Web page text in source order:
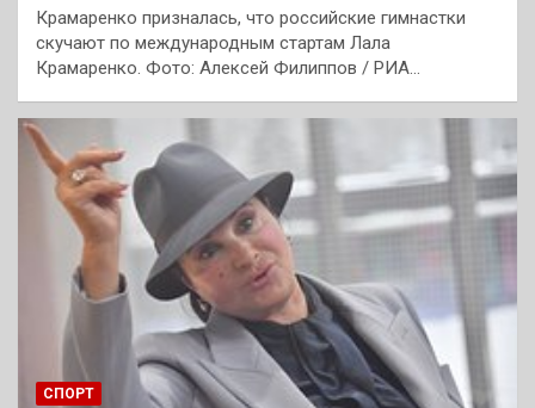
Крамаренко призналась, что российские гимнастки
скучают по международным стартам Лала
Крамаренко. Фото: Алексей Филиппов / РИА…
СПОРТ